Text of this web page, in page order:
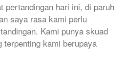
pertandingan hari ini, di paruh
saya rasa kami perlu
Kami punya skuad
terpenting kami berupaya